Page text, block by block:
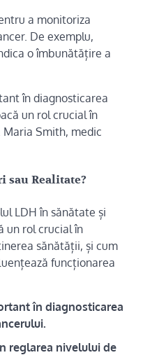
a monitoriza
De exemplu,
o îmbunătățire a
în diagnosticarea
un rol crucial în
Smith, medic
Realitate?
LDH în sănătate și
un rol crucial în
sănătății, și cum
funcționarea
în diagnosticarea
reglarea nivelului de